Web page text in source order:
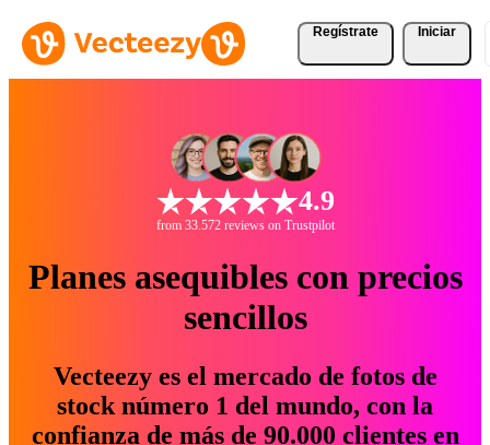
Regístrate Iniciar
4.9
from 33.572 reviews on Trustpilot
Planes asequibles con precios
sencillos
Vecteezy es el mercado de fotos de
stock número 1 del mundo, con la
confianza de más de 90.000 clientes en